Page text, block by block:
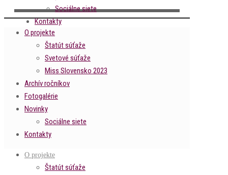
Sociálne siete
Kontakty
O projekte
Štatút súťaže
Svetové súťaže
Miss Slovensko 2023
Archív ročníkov
Fotogalérie
Novinky
Sociálne siete
Kontakty
O projekte
Štatút súťaže